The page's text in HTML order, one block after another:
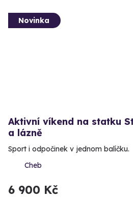
Novinka
Aktivní víkend na statku
a lázně
Sport i odpočinek v jednom balíčku.
Cheb
6 900 Kč